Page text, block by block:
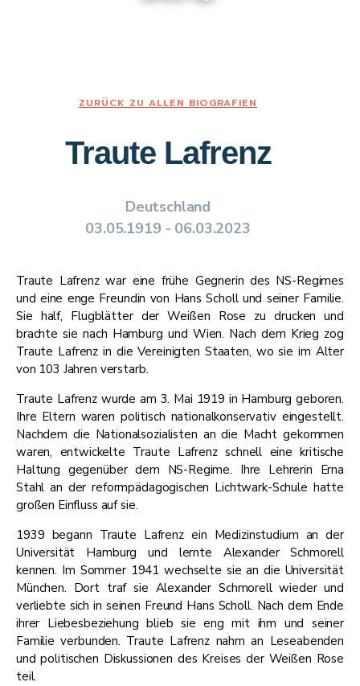
ZURÜCK ZU ALLEN BIOGRAFIEN
Traute Lafrenz
Deutschland
​​03.05.1919​ - 06.03.2023​
Traute Lafrenz war eine frühe Gegnerin des NS-Regimes
und eine enge Freundin von Hans Scholl und seiner Familie.
Sie half, Flugblätter der Weißen Rose zu drucken und
brachte sie nach Hamburg und Wien. Nach dem Krieg zog
Traute Lafrenz in die Vereinigten Staaten, wo sie im Alter
von 103 Jahren verstarb.
Traute Lafrenz wurde am 3. Mai 1919 in Hamburg geboren.
Ihre Eltern waren politisch nationalkonservativ eingestellt.
Nachdem die Nationalsozialisten an die Macht gekommen
waren, entwickelte Traute Lafrenz schnell eine kritische
Haltung gegenüber dem NS-Regime. Ihre Lehrerin Erna
Stahl an der reformpädagogischen Lichtwark-Schule hatte
großen Einfluss auf sie.
1939 begann Traute Lafrenz ein Medizinstudium an der
Universität Hamburg und lernte Alexander Schmorell
kennen. Im Sommer 1941 wechselte sie an die Universität
München. Dort traf sie Alexander Schmorell wieder und
verliebte sich in seinen Freund Hans Scholl. Nach dem Ende
ihrer Liebesbeziehung blieb sie eng mit ihm und seiner
Familie verbunden. Traute Lafrenz nahm an Leseabenden
und politischen Diskussionen des Kreises der Weißen Rose
teil.